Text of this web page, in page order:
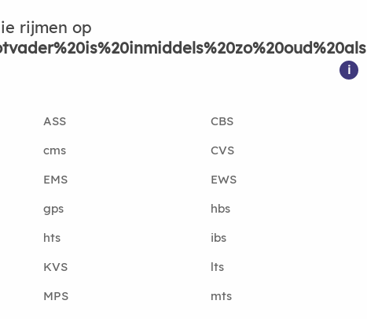
rijmen op
i
ASS
CBS
cms
CVS
EMS
EWS
gps
hbs
hts
ibs
KVS
lts
MPS
mts